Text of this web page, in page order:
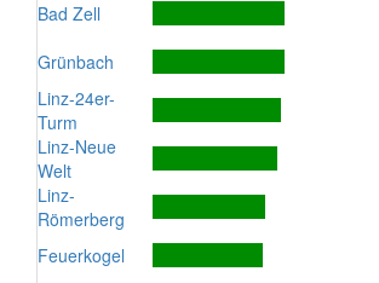
Bad Zell
Grünbach
Linz-24er-
Turm
Linz-Neue
Welt
Linz-
Römerberg
Feuerkogel